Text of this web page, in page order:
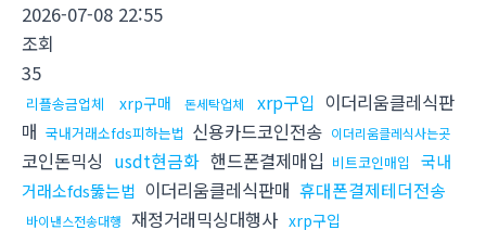
2026-07-08 22:55
조회
35
리플송금업체 xrp구매 돈세탁업체 xrp구입 이더리움클레식판
매 국내거래소fds피하는법 신용카드코인전송 이더리움클레식사는곳
코인돈믹싱 usdt현금화 핸드폰결제매입 비트코인매입
국내
거래소fds뚫는법 이더리움클레식판매 휴대폰결제테더전송
바이낸스전송대행 재정거래믹싱대행사 xrp구입